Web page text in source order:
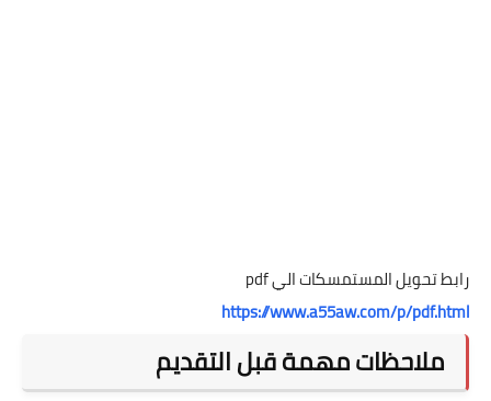
رابط تحويل المستمسكات الي pdf
https://www.a55aw.com/p/pdf.html
ملاحظات مهمة قبل التقديم